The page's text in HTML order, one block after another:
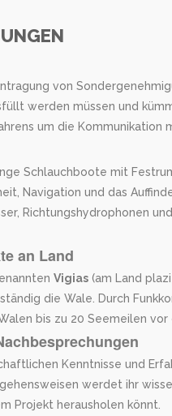
von
werden müssen und
um die Kommunikation
Schlauchboote mit
Navigation und das
Richtungshydrophonen
an Land
Vigias (am Land
die Wale. Durch
bis zu 20 Seemeilen vor
Kenntnisse und
werdet ihr
Projekt herausholen könnt.